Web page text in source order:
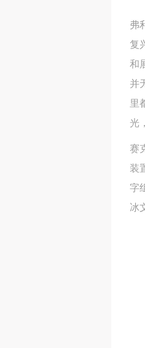
弗
复
和
并
里
光
赛
装
字
冰